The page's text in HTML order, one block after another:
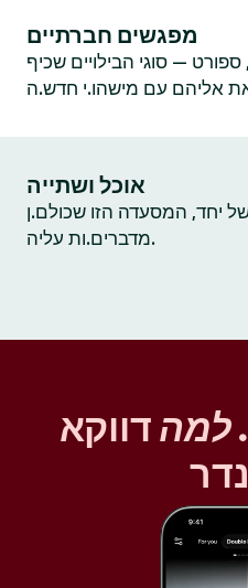
מפגשים חברתיים
— סוגי הבילויים שכיף
אוכל ושתייה
יחד, המסעדה הזו שכולם.ן
מדברים.ות עליה.
למהדווקא